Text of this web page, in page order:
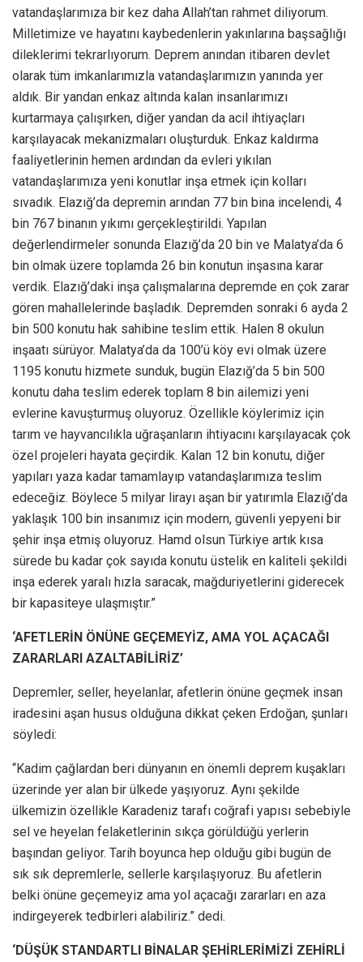
vatandaşlarımıza bir kez daha Allah’tan rahmet diliyorum.
Milletimize ve hayatını kaybedenlerin yakınlarına başsağlığı
dileklerimi tekrarlıyorum. Deprem anından itibaren devlet
olarak tüm imkanlarımızla vatandaşlarımızın yanında yer
aldık. Bir yandan enkaz altında kalan insanlarımızı
kurtarmaya çalışırken, diğer yandan da acil ihtiyaçları
karşılayacak mekanizmaları oluşturduk. Enkaz kaldırma
faaliyetlerinin hemen ardından da evleri yıkılan
vatandaşlarımıza yeni konutlar inşa etmek için kolları
sıvadık. Elazığ’da depremin arından 77 bin bina incelendi, 4
bin 767 binanın yıkımı gerçekleştirildi. Yapılan
değerlendirmeler sonunda Elazığ’da 20 bin ve Malatya’da 6
bin olmak üzere toplamda 26 bin konutun inşasına karar
verdik. Elazığ’daki inşa çalışmalarına depremde en çok zarar
gören mahallelerinde başladık. Depremden sonraki 6 ayda 2
bin 500 konutu hak sahibine teslim ettik. Halen 8 okulun
inşaatı sürüyor. Malatya’da da 100’ü köy evi olmak üzere
1195 konutu hizmete sunduk, bugün Elazığ’da 5 bin 500
konutu daha teslim ederek toplam 8 bin ailemizi yeni
evlerine kavuşturmuş oluyoruz. Özellikle köylerimiz için
tarım ve hayvancılıkla uğraşanların ihtiyacını karşılayacak çok
özel projeleri hayata geçirdik. Kalan 12 bin konutu, diğer
yapıları yaza kadar tamamlayıp vatandaşlarımıza teslim
edeceğiz. Böylece 5 milyar lirayı aşan bir yatırımla Elazığ’da
yaklaşık 100 bin insanımız için modern, güvenli yepyeni bir
şehir inşa etmiş oluyoruz. Hamd olsun Türkiye artık kısa
sürede bu kadar çok sayıda konutu üstelik en kaliteli şekildi
inşa ederek yaralı hızla saracak, mağduriyetlerini giderecek
bir kapasiteye ulaşmıştır.”
‘AFETLERİN ÖNÜNE GEÇEMEYİZ, AMA YOL AÇACAĞI
ZARARLARI AZALTABİLİRİZ’
Depremler, seller, heyelanlar, afetlerin önüne geçmek insan
iradesini aşan husus olduğuna dikkat çeken Erdoğan, şunları
söyledi:
“Kadim çağlardan beri dünyanın en önemli deprem kuşakları
üzerinde yer alan bir ülkede yaşıyoruz. Aynı şekilde
ülkemizin özellikle Karadeniz tarafı coğrafi yapısı sebebiyle
sel ve heyelan felaketlerinin sıkça görüldüğü yerlerin
başından geliyor. Tarih boyunca hep olduğu gibi bugün de
sık sık depremlerle, sellerle karşılaşıyoruz. Bu afetlerin
belki önüne geçemeyiz ama yol açacağı zararları en aza
indirgeyerek tedbirleri alabiliriz.” dedi.
‘DÜŞÜK STANDARTLI BİNALAR ŞEHİRLERİMİZİ ZEHİRLİ